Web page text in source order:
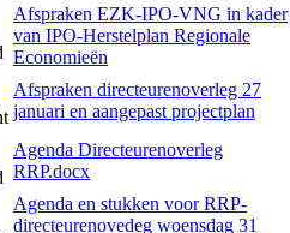
Afspraken EZK-IPO-VNG in kader
van IPO-Herstelplan Regionale
Economieën
Afspraken directeurenoverleg 27
januari en aangepast projectplan
Agenda Directeurenoverleg
RRP.docx
Agenda en stukken voor RRP-
directeurenovedeg woensdag 31